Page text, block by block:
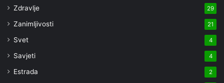
Zdravlje 29
Zanimljivosti 21
Svet 4
Savjeti 4
Estrada 2